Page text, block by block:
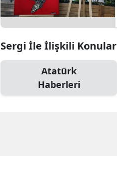
Sergi İle İlişkili Konular
Atatürk
Haberleri